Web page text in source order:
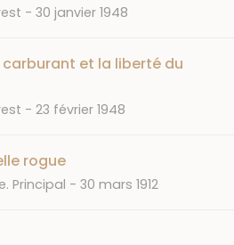
DATE
30 janvier 1948
et la liberté du
DATE
23 février 1948
rogue
Principal DATE
30 mars 1912